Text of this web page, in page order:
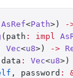
AsRef<Path>) -
(path : impl
Vec<u8>) ->
: Vec<u8>)
, password :